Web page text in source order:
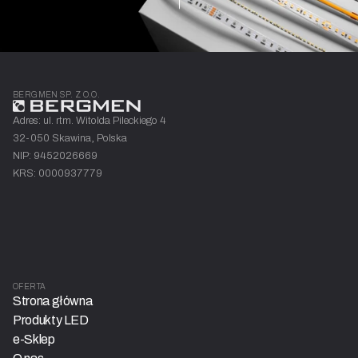
BERGMEN SP. Z O.O.
Adres: ul. rtm. Witolda Pileckiego 4
32-050 Skawina, Polska
NIP: 9452026669
KRS: 0000937779
OFERTA
Strona główna
Produkty LED
e-Sklep